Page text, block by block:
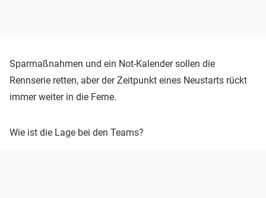
Sparmaßnahmen und ein Not-Kalender sollen die
Rennserie retten, aber der Zeitpunkt eines Neustarts rückt
immer weiter in die Ferne.
Wie ist die Lage bei den Teams?